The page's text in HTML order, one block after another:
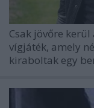
Csak jövőre
vígjáték, amely
kiraboltak egy